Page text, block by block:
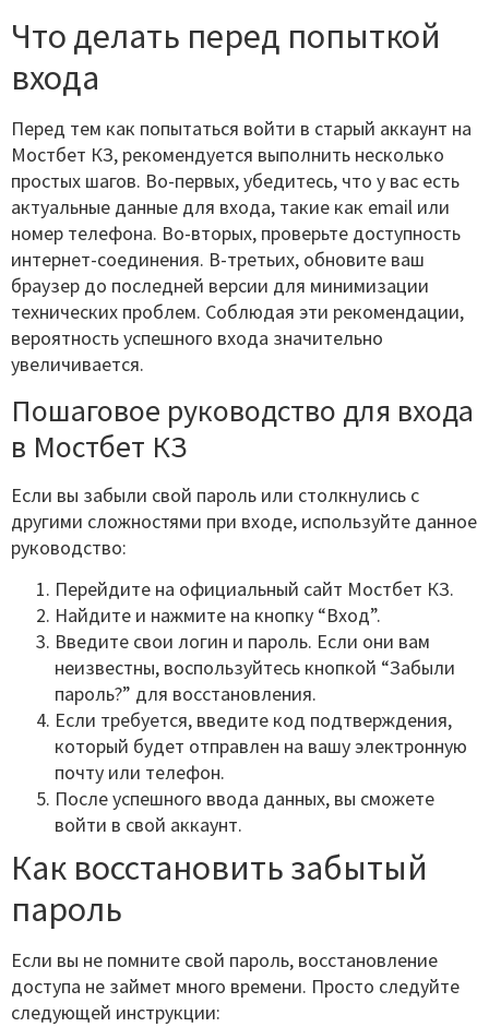
Что делать перед попыткой
входа
Перед тем как попытаться войти в старый аккаунт на
Мостбет КЗ, рекомендуется выполнить несколько
простых шагов. Во-первых, убедитесь, что у вас есть
актуальные данные для входа, такие как email или
номер телефона. Во-вторых, проверьте доступность
интернет-соединения. В-третьих, обновите ваш
браузер до последней версии для минимизации
технических проблем. Соблюдая эти рекомендации,
вероятность успешного входа значительно
увеличивается.
Пошаговое руководство для входа
в Мостбет КЗ
Если вы забыли свой пароль или столкнулись с
другими сложностями при входе, используйте данное
руководство:
Перейдите на официальный сайт Мостбет КЗ.
Найдите и нажмите на кнопку “Вход”.
Введите свои логин и пароль. Если они вам
неизвестны, воспользуйтесь кнопкой “Забыли
пароль?” для восстановления.
Если требуется, введите код подтверждения,
который будет отправлен на вашу электронную
почту или телефон.
После успешного ввода данных, вы сможете
войти в свой аккаунт.
Как восстановить забытый
пароль
Если вы не помните свой пароль, восстановление
доступа не займет много времени. Просто следуйте
следующей инструкции: